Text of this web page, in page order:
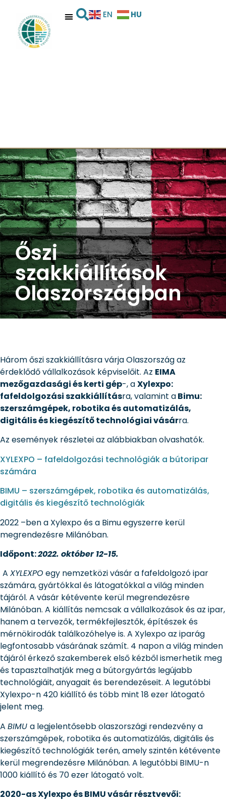
EN HU
Őszi
szakkiállítások
Olaszországban
Három őszi szakkiállításra várja Olaszország az
érdeklődő vállalkozások képviselőit. Az EIMA
mezőgazdasági és kerti gép-, aXylexpo:
fafeldolgozási szakkiállításra, valamint aBimu:
szerszámgépek, robotika és automatizálás,
digitális és kiegészítő technológiai vásárra.
Az események részletei az alábbiakban olvashatók.
XYLEXPO – fafeldolgozási technológiák a bútoripar
számára
BIMU – szerszámgépek, robotika és automatizálás,
digitális és kiegészítő technológiák
2022 –ben a Xylexpo és a Bimu egyszerre kerül
megrendezésre Milánóban.
Időpont:2022. október 12-15.
A XYLEXPO egy nemzetközi vásár a fafeldolgozó ipar
számára, gyártókkal és látogatókkal a világ minden
tájáról. A vásár kétévente kerül megrendezésre
Milánóban. A kiállítás nemcsak a vállalkozások és az ipar,
hanem a tervezők, termékfejlesztők, építészek és
mérnökirodák találkozóhelye is. A Xylexpo az iparág
legfontosabb vásárának számít. 4 napon a világ minden
tájáról érkező szakemberek első kézből ismerhetik meg
és tapasztalhatják meg a bútorgyártás legújabb
technológiáit, anyagait és berendezéseit. A legutóbbi
Xylexpo-n 420 kiállító és több mint 18 ezer látogató
jelent meg.
A BIMU a legjelentősebb olaszországi rendezvény a
szerszámgépek, robotika és automatizálás, digitális és
kiegészítő technológiák terén, amely szintén kétévente
kerül megrendezésre Milánóban. A legutóbbi BIMU-n
1000 kiállító és 70 ezer látogató volt.
2020-as Xylexpo és BIMU vásár résztvevői: